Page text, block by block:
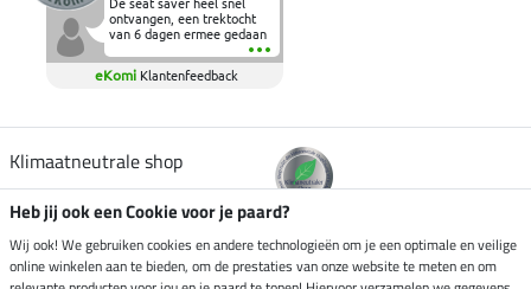
De seat saver heel snel
ontvangen, een trektocht
van 6 dagen ermee gedaan
en deze heeft de beproeving
fantastisch doorstaan.
Heerlijk zacht om op te
elkaar in het zadel.
eKomi Klantenfeedback
Klimaatneutrale shop
Verzending per
Heb jij ook een Cookie voor je paard?
Wij ook! We gebruiken cookies en andere technologieën om je een optimale en veilige
online winkelen aan te bieden, om de prestaties van onze website te meten en om